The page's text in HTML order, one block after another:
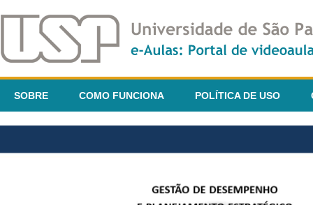
SOBRE COMO FUNCIONA POLÍTICA DE USO